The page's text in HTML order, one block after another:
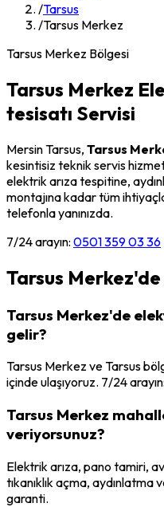
/Tarsus
/Tarsus Merkez
Tarsus Merkez Bölgesi
Tarsus Merkez
tesisatı Servisi
MersinTarsus, Tarsus
kesintisiz teknik servis
elektrik arıza tespitine,
montajına kadar tüm
telefonla yanınızda.
7/24 arayın: 0501 359 03 36
Tarsus Merkez'de
Tarsus Merkez'de
gelir?
Tarsus Merkez ve Tarsus
içinde ulaşıyoruz. 7/24
Tarsus Merkez
veriyorsunuz?
Elektrik arıza, pano tamiri,
tıkanıklık açma, aydınlatma
garanti.